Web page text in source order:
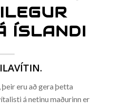
ÍSLANDI
eru að gera þetta
á netinu maðurinn er